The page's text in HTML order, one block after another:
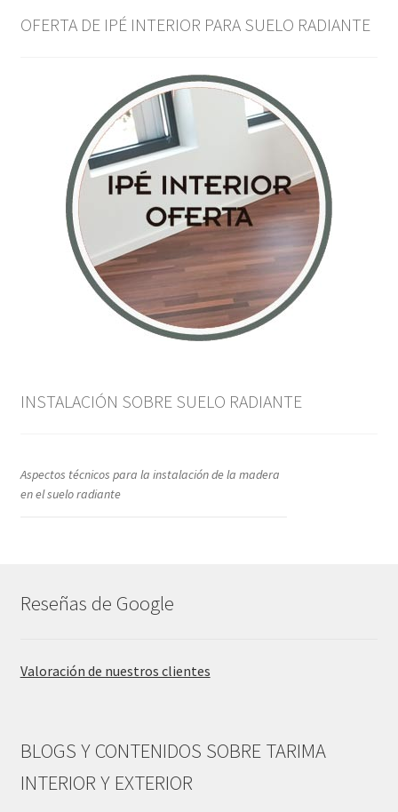
OFERTA DE IPÉ INTERIOR PARA SUELO RADIANTE
INSTALACIÓN SOBRE SUELO RADIANTE
Aspectos técnicos para la instalación de la madera
en el suelo radiante
Reseñas de Google
Valoración de nuestros clientes
BLOGS Y CONTENIDOS SOBRE TARIMA
INTERIOR Y EXTERIOR